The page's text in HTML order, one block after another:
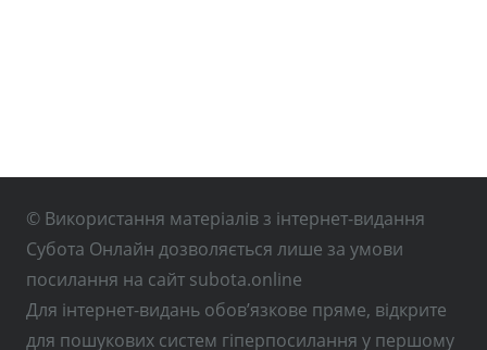
© Використання матеріалів з інтернет-видання
Субота Онлайн дозволяється лише за умови
посилання на сайт subota.online
Для інтернет-видань обов’язкове пряме, відкрите
для пошукових систем гіперпосилання у першому